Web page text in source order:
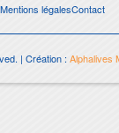
Mentions légalesContact
| Création :Alphalives